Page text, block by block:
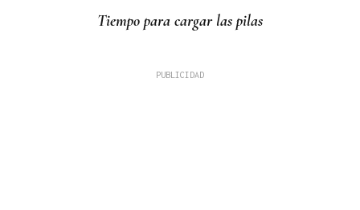
Tiempo para cargar las pilas